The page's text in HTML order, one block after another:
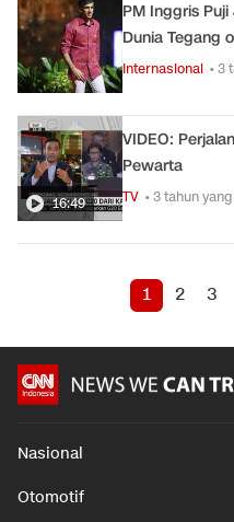
PM Inggris
Dunia Tegang
Internasional • 3
16:49
VIDEO:
Pewarta
TV • 3 tahun
1 2 3
Nasional
Otomotif